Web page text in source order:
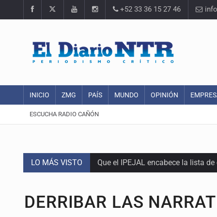
+52 33 36 15 27 46
INICIO ZMG PAÍS MUNDO OPINIÓN
ESCUCHA RADIO CAÑÓN
LO MÁS VISTO Que el IPEJAL encabece la lista
Catean centro de fraudes
DERRIBAR LAS